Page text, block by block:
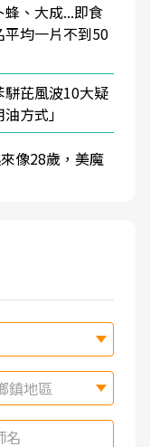
、大成...即食
均一片不到50
芘風波10大疑
方式」
像28歲，美魔
鎮地區